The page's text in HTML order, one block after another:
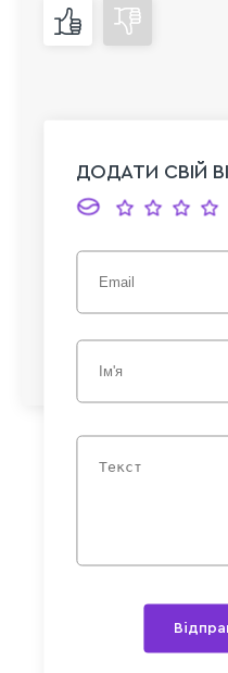
ДОДАТИ СВІЙ